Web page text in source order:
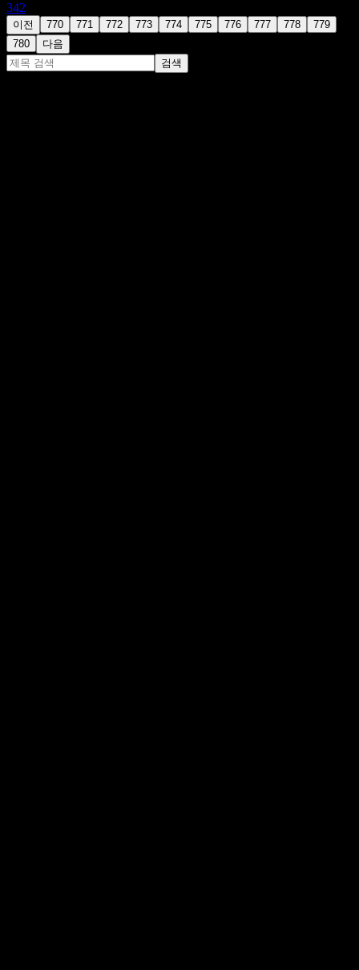
342
이전 770 771 772 773 774 775 776 777 778
779
780
다음
검색